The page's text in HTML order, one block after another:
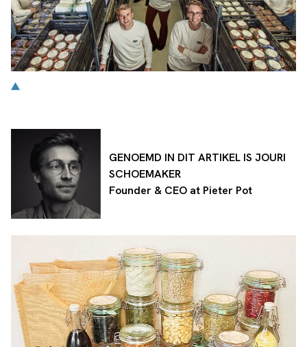
GENOEMD IN DIT ARTIKEL IS JOURI
SCHOEMAKER
Founder & CEO at Pieter Pot